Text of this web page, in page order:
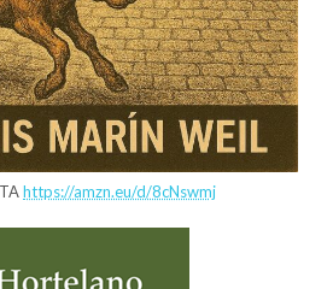
https://amzn.eu/d/8cNswmj